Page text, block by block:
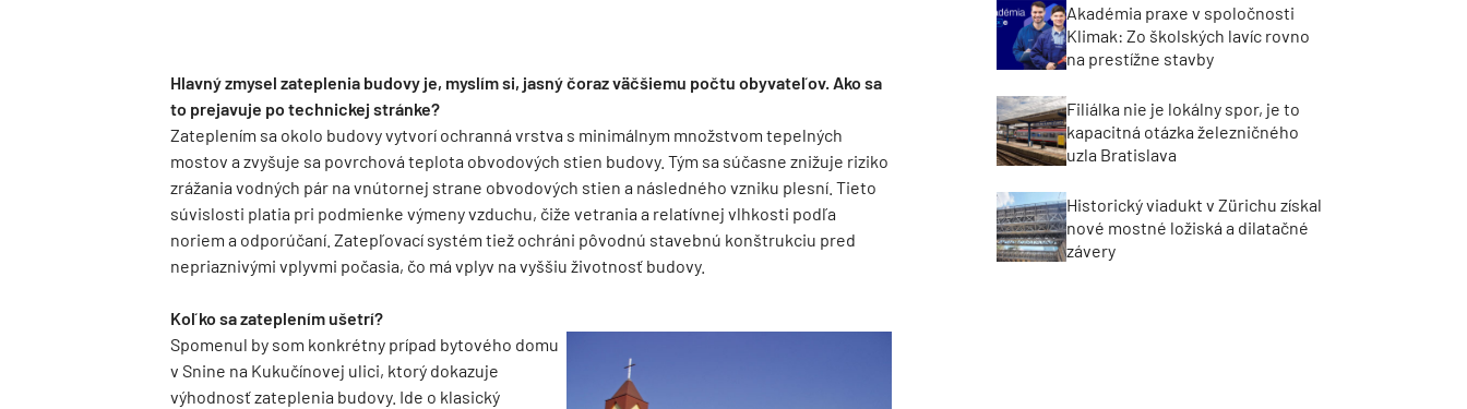
Hlavný zmysel zateplenia budovy je, myslím si, jasný čoraz väčšiemu počtu obyvateľov. Ako sa
to prejavuje po technickej stránke?
Zateplením sa okolo budovy vytvorí ochranná vrstva s minimálnym množstvom tepelných
mostov a zvyšuje sa povrchová teplota obvodových stien budovy. Tým sa súčasne znižuje riziko
zrážania vodných pár na vnútornej strane obvodových stien a následného vzniku plesní. Tieto
súvislosti platia pri podmienke výmeny vzduchu, čiže vetrania a relatívnej vlhkosti podľa
noriem a odporúčaní. Zatepľovací systém tiež ochráni pôvodnú stavebnú konštrukciu pred
nepriaznivými vplyvmi počasia, čo má vplyv na vyššiu životnosť budovy.
Koľko sa zateplením ušetrí?
Spomenul by som konkrétny prípad bytového domu
v Snine na Kukučínovej ulici, ktorý dokazuje
výhodnosť zateplenia budovy. Ide o klasický
Akadémia praxe v spoločnosti
Klimak: Zo školských lavíc rovno
na prestížne stavby
Filiálka nie je lokálny spor, je to
kapacitná otázka železničného
uzla Bratislava
Historický viadukt v Zürichu získal
nové mostné ložiská a dilatačné
závery